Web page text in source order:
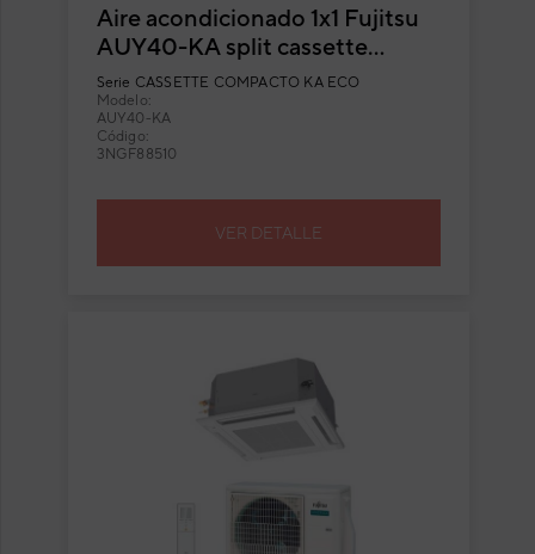
Aire acondicionado 1x1 Fujitsu
AUY40-KA split cassette
Inverter
Serie CASSETTE COMPACTO KA ECO
Modelo:
AUY40-KA
Código:
3NGF88510
VER DETALLE